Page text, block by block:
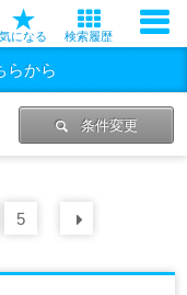
気になる 検索履歴
らから
条件変更
5